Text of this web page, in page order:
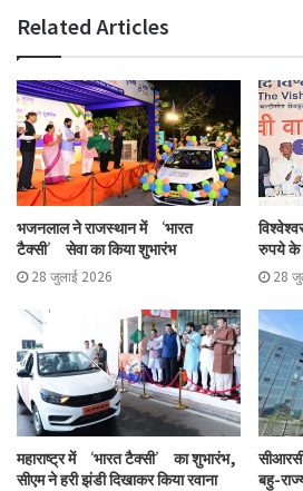
सभी पहलों का उद्देश्य भारत को आने वाले दिनों में दूध
Related Articles
भजनलाल ने राजस्थान में ‘भारत
टैक्सी’ सेवा का किया शुभारंभ
28 जुलाई 2026
रुपये के
28
महाराष्ट्र में ‘भारत टैक्सी’ का शुभारंभ,
सीएम ने हरी झंडी दिखाकर किया रवाना
बहु-